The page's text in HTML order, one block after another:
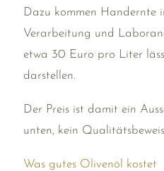
Dazu kommen Handernte
Verarbeitung und
etwa 30 Euro pro Liter
darstellen.
Der Preis ist damit ein
unten, kein
Was gutes Olivenöl kostet